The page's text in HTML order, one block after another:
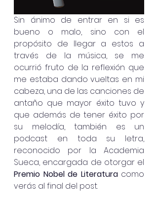
Sin ánimo de entrar en si es
bueno o malo, sino con el
propósito de llegar a estos a
través de la música, se me
ocurrió fruto de la reflexión que
me estaba dando vueltas en mi
cabeza, una de las canciones de
antaño que mayor éxito tuvo y
que además de tener éxito por
su melodía, también es un
podcast en toda su letra,
reconocido por la Academia
Premio Nobel de Literatura como
verás al final del post.